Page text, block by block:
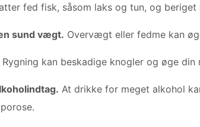
fed fisk, såsom laks og tun, og
sund vægt. Overvægt eller fedme kan
Rygning kan beskadige knogler og øge
At drikke for meget alkohol